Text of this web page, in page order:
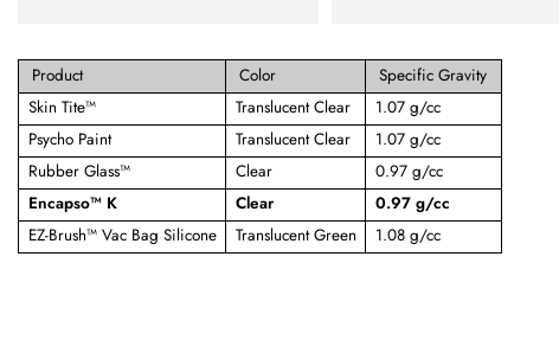
Product Color
Specific Gravity
Skin Tite™
Translucent Clear
1.07 g/cc
Psycho Paint
Translucent Clear
1.07 g/cc
Rubber Glass™
Clear
0.97 g/cc
Encapso™ K
Clear
0.97 g/cc
EZ-Brush™ Vac Bag Silicone
Translucent Green 1.08 g/cc